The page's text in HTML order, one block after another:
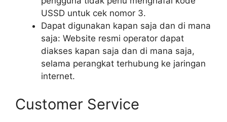
USSD untuk cek nomor 3.
Dapat digunakan kapan saja dan di mana
saja: Website resmi operator dapat
diakses kapan saja dan di mana saja,
selama perangkat terhubung ke jaringan
internet.
Customer Service